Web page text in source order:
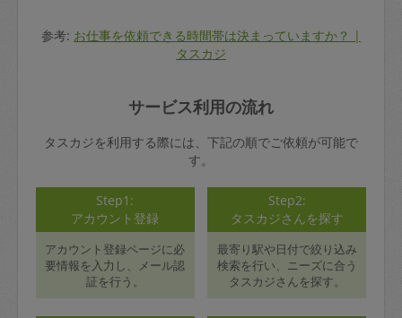
参考: お仕事を依頼できる時間帯は決まっていますか？ |
タスカジ
サービス利用の流れ
タスカジを利用する際には、下記の順でご依頼が可能で
す。
Step1:
アカウント登録
アカウント登録ページに必
要情報を入力し、メール認
証を行う。
Step2:
タスカジさんを探す
最寄り駅や日付で絞り込み
検索を行い、ニーズに合う
タスカジさんを探す。